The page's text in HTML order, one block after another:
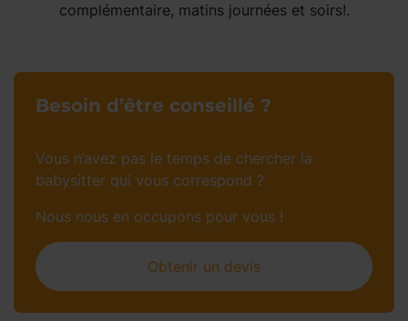
complémentaire, matins journées et soirs!.
Besoin d’être conseillé ?
Vous n’avez pas le temps de chercher la
babysitter qui vous correspond ?
Nous nous en occupons pour vous !
Obtenir un devis